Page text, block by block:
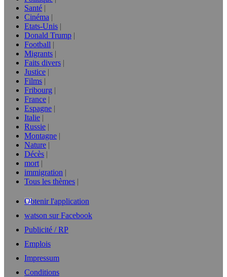
Santé
Cinéma
Etats-Unis
Donald Trump
Football
Migrants
Faits divers
Justice
Films
Fribourg
France
Espagne
Italie
Russie
Montagne
Nature
Décès
mort
immigration
Tous les thèmes
Obtenir l'application
watson sur Facebook
Publicité / RP
Emplois
Impressum
Conditions